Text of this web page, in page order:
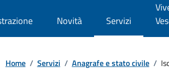
Novità Servizi
Home / Servizi / Anagrafe e stato civile /